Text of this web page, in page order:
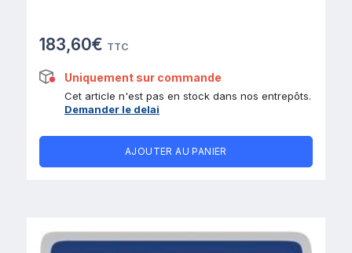
183,60€ TTC
Uniquement sur commande
Cet article n'est pas en stock dans nos entrepôts.
Demander le delai
AJOUTER AU PANIER